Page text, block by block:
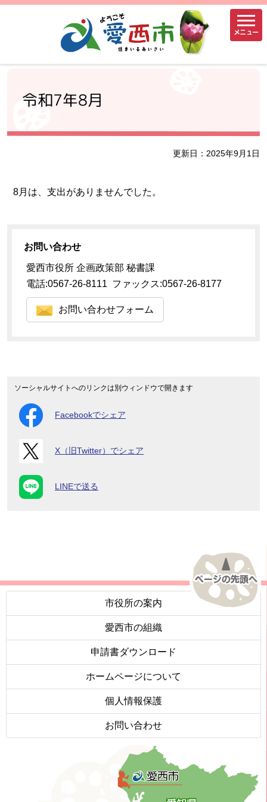
メニュー
令和7年8月
更新日：2025年9月1日
8月は、支出がありませんでした。
お問い合わせ
愛西市役所 企画政策部 秘書課
電話:0567-26-8111 ファックス:0567-26-8177
お問い合わせフォーム
ソーシャルサイトへのリンクは別ウィンドウで開きます
Facebookでシェア
X（旧Twitter）でシェア
LINEで送る
市役所の案内
愛西市の組織
申請書ダウンロード
ホームページについて
個人情報保護
お問い合わせ